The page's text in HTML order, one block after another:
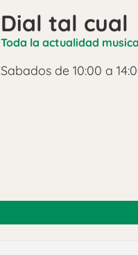
Dial tal cual
Toda la actualidad
Sabados de 10:00 a